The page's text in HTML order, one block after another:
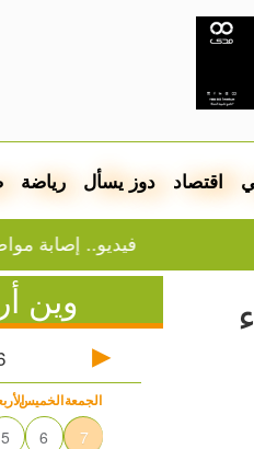
اقتصاد دوز يسأل رياضة
فيديو.. إصابة مواطن
وين
الخميسالجمعة
5 6 7